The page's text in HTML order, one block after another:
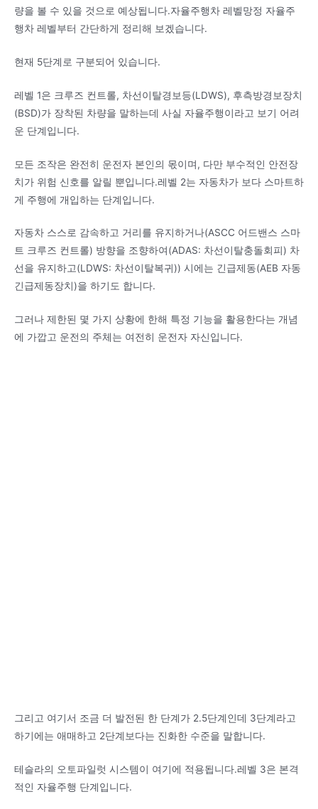
량을 볼 수 있을 것으로 예상됩니다.자율주행차 레벨망정 자율주
행차 레벨부터 간단하게 정리해 보겠습니다.
현재 5단계로 구분되어 있습니다.
레벨 1은 크루즈 컨트롤, 차선이탈경보등(LDWS), 후측방경보장치
(BSD)가 장착된 차량을 말하는데 사실 자율주행이라고 보기 어려
운 단계입니다.
모든 조작은 완전히 운전자 본인의 몫이며, 다만 부수적인 안전장
치가 위험 신호를 알릴 뿐입니다.레벨 2는 자동차가 보다 스마트하
게 주행에 개입하는 단계입니다.
자동차 스스로 감속하고 거리를 유지하거나(ASCC 어드밴스 스마
트 크루즈 컨트롤) 방향을 조향하여(ADAS: 차선이탈충돌회피) 차
선을 유지하고(LDWS: 차선이탈복귀)) 시에는 긴급제동(AEB 자동
긴급제동장치)을 하기도 합니다.
그러나 제한된 몇 가지 상황에 한해 특정 기능을 활용한다는 개념
에 가깝고 운전의 주체는 여전히 운전자 자신입니다.
그리고 여기서 조금 더 발전된 한 단계가 2.5단계인데 3단계라고
하기에는 애매하고 2단계보다는 진화한 수준을 말합니다.
테슬라의 오토파일럿 시스템이 여기에 적용됩니다.레벨 3은 본격
적인 자율주행 단계입니다.